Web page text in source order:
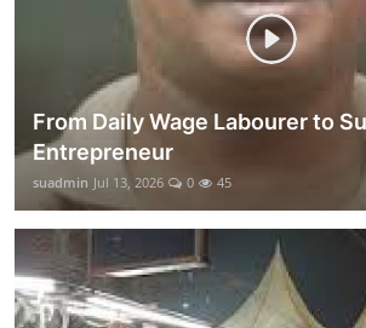
From Daily Wage Labourer to
Entrepreneur
suadmin Jul 13, 2026 0 45